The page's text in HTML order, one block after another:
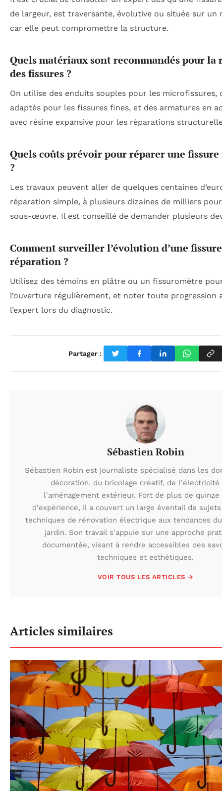
de largeur, est traversante, évolutive ou située sur un
car elle peut compromettre la structure.
Quels matériaux sont recommandés pour la
des fissures ?
On utilise des enduits souples pour les microfissures,
adaptés pour les fissures fines, et des armatures en
avec résine expansive pour les réparations
Quels coûts prévoir pour réparer une
?
Les travaux peuvent aller de quelques centaines
réparation simple, à plusieurs dizaines de milliers
sous-œuvre. Il est conseillé de demander plusieurs
Comment surveiller l’évolution d’une
réparation ?
Utilisez des témoins en plâtre ou un fissuromètre
l’ouverture régulièrement, et noter toute progression
l’expert lors du diagnostic.
Partager :
Sébastien Robin
Sébastien Robin est journaliste spécialisé dans les
décoration, du bricolage créatif, de l'électricité
l'aménagement extérieur. Fort de plus de quinze
d'expérience, il a couvert un large éventail de
techniques de rénovation électrique aux tendances
jardin. Son travail s'appuie sur une approche
documentée, visant à rendre accessibles des
techniques et esthétiques.
VOIR TOUS LES ARTICLES →
Articles similaires